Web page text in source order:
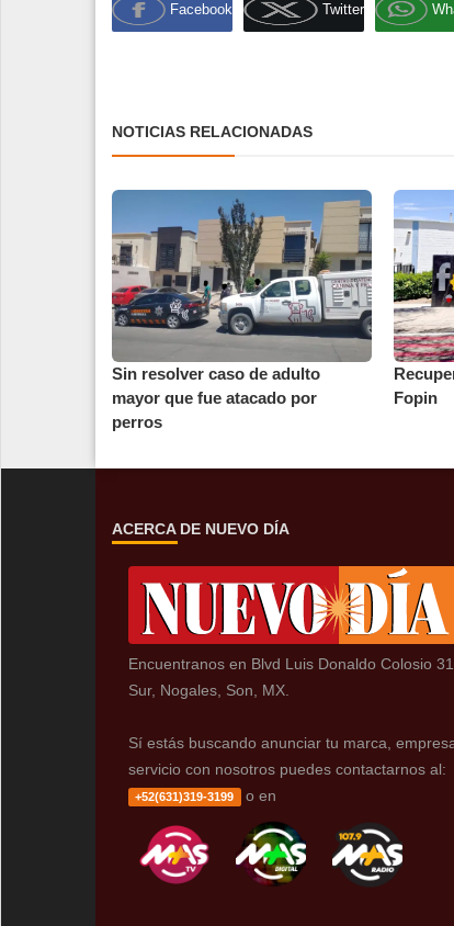
Facebook Twitter
NOTICIAS RELACIONADAS
Sin resolver caso de adulto
mayor que fue atacado por
perros
Fopin
ACERCA DE NUEVO DÍA
Encuentranos en Blvd Luis Donaldo Colosio
Sur, Nogales, Son, MX.
Sí estás buscando anunciar tu marca,
servicio con nosotros puedes contactarnos al:
+52(631)319-3199 o en